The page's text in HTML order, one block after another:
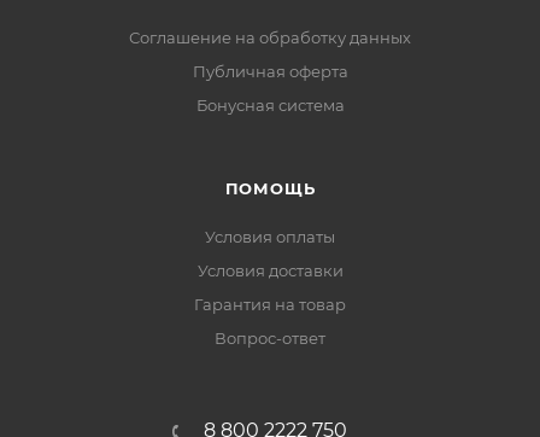
Соглашение на обработку данных
Публичная оферта
Бонусная система
ПОМОЩЬ
Условия оплаты
Условия доставки
Гарантия на товар
Вопрос-ответ
8 800 2222 750